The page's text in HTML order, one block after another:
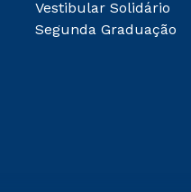
Vestibular Solidário
Segunda Graduação